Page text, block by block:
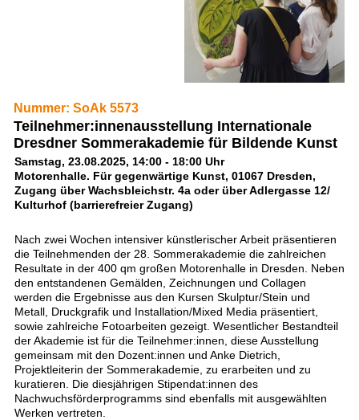
Nummer: SoAk 5573
Teilnehmer:innenausstellung Internationale
Dresdner Sommerakademie für Bildende Kunst
Samstag, 23.08.2025, 14:00 - 18:00 Uhr
Motorenhalle. Für gegenwärtige Kunst, 01067 Dresden,
Zugang über Wachsbleichstr. 4a oder über Adlergasse 12/
Kulturhof (barrierefreier Zugang)
Nach zwei Wochen intensiver künstlerischer Arbeit präsentieren
die Teilnehmenden der 28. Sommerakademie die zahlreichen
Resultate in der 400 qm großen Motorenhalle in Dresden. Neben
den entstandenen Gemälden, Zeichnungen und Collagen
werden die Ergebnisse aus den Kursen Skulptur/Stein und
Metall, Druckgrafik und Installation/Mixed Media präsentiert,
sowie zahlreiche Fotoarbeiten gezeigt. Wesentlicher Bestandteil
der Akademie ist für die Teilnehmer:innen, diese Ausstellung
gemeinsam mit den Dozent:innen und Anke Dietrich,
Projektleiterin der Sommerakademie, zu erarbeiten und zu
kuratieren. Die diesjährigen Stipendat:innen des
Nachwuchsförderprogramms sind ebenfalls mit ausgewählten
Werken vertreten.